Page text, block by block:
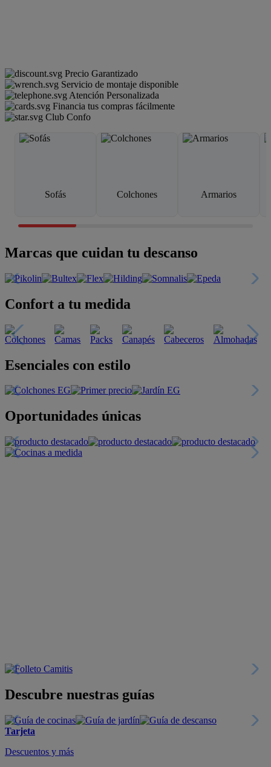
Precio Garantizado
Servicio de montaje disponible
Atención Personalizada
Financia tus compras fácilmente
Club Confo
Sofás Colchones Armarios
Marcas que cuidan tu descanso
Confort a tu medida
Esenciales con estilo
Oportunidades únicas
Descubre nuestras guías
Tarjeta
Descuentos y más